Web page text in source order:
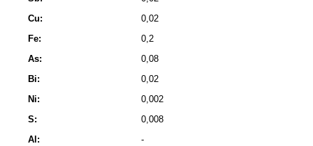
Cu:
0,02
Fe:
0,2
As:
0,08
Bi:
0,02
Ni:
0,002
S:
0,008
Al:
-